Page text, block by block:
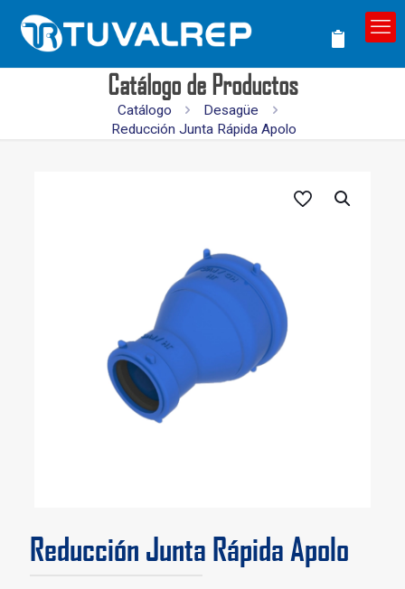
Catálogo de Productos
Catálogo
Desagüe
Reducción Junta Rápida Apolo
Reducción Junta Rápida Apolo